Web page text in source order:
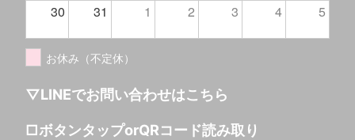
30 31 1 2 3 4 5
お休み（不定休）
▽LINEでお問い合わせはこちら
□ボタンタップorQRコード読み取り